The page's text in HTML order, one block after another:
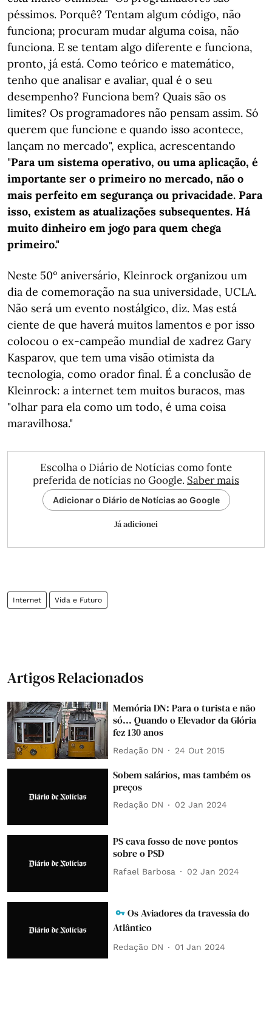
péssimos. Porquê? Tentam algum código, não
funciona; procuram mudar alguma coisa, não
funciona. E se tentam algo diferente e funciona,
pronto, já está. Como teórico e matemático,
tenho que analisar e avaliar, qual é o seu
desempenho? Funciona bem? Quais são os
limites? Os programadores não pensam assim. Só
querem que funcione e quando isso acontece,
lançam no mercado", explica, acrescentando
"Para um sistema operativo, ou uma aplicação, é
importante ser o primeiro no mercado, não o
mais perfeito em segurança ou privacidade. Para
isso, existem as atualizações subsequentes. Há
muito dinheiro em jogo para quem chega
primeiro."
Neste 50º aniversário, Kleinrock organizou um
dia de comemoração na sua universidade, UCLA.
Não será um evento nostálgico, diz. Mas está
ciente de que haverá muitos lamentos e por isso
colocou o ex-campeão mundial de xadrez Gary
Kasparov, que tem uma visão otimista da
tecnologia, como orador final. É a conclusão de
Kleinrock: a internet tem muitos buracos, mas
"olhar para ela como um todo, é uma coisa
maravilhosa."
Escolha o Diário de Notícias como fonte
preferida de notícias no Google. Saber mais
Adicionar o Diário de Notícias ao Google
Já adicionei
Internet Vida e Futuro
Artigos Relacionados
Memória DN: Para o turista e não
só... Quando o Elevador da Glória
fez 130 anos
Redação DN 24 Out 2015
Sobem salários, mas também os
preços
Redação DN 02 Jan 2024
PS cava fosso de nove pontos
sobre o PSD
Rafael Barbosa 02 Jan 2024
Os Aviadores da travessia do
Atlântico
Redação DN 01 Jan 2024